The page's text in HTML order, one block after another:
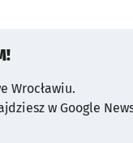
Wrocławiu.
w Google